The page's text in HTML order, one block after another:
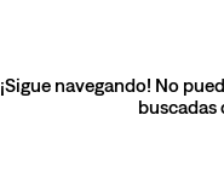
¡Sigue navegando! No
buscadas